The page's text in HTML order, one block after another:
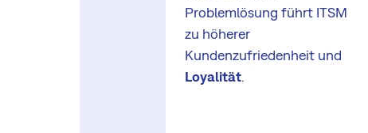
Problemlösung führt ITSM
zu höherer
Kundenzufriedenheit und
Loyalität.